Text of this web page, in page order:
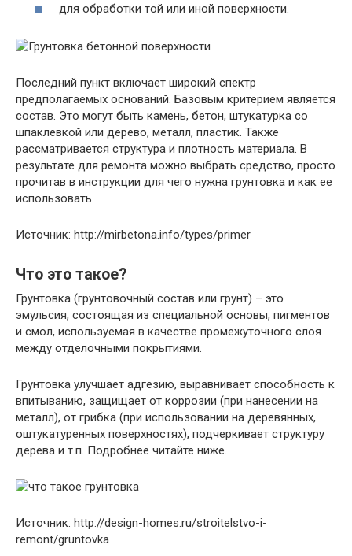
для обработки той или иной поверхности.
Последний пункт включает широкий спектр
предполагаемых оснований. Базовым критерием является
состав. Это могут быть камень, бетон, штукатурка со
шпаклевкой или дерево, металл, пластик. Также
рассматривается структура и плотность материала. В
результате для ремонта можно выбрать средство, просто
прочитав в инструкции для чего нужна грунтовка и как ее
использовать.
Источник: http://mirbetona.info/types/primer
Что это такое?
Грунтовка (грунтовочный состав или грунт) – это
эмульсия, состоящая из специальной основы, пигментов
и смол, используемая в качестве промежуточного слоя
между отделочными покрытиями.
Грунтовка улучшает адгезию, выравнивает способность к
впитыванию, защищает от коррозии (при нанесении на
металл), от грибка (при использовании на деревянных,
оштукатуренных поверхностях), подчеркивает структуру
дерева и т.п. Подробнее читайте ниже.
Источник: http://design-homes.ru/stroitelstvo-i-
remont/gruntovka